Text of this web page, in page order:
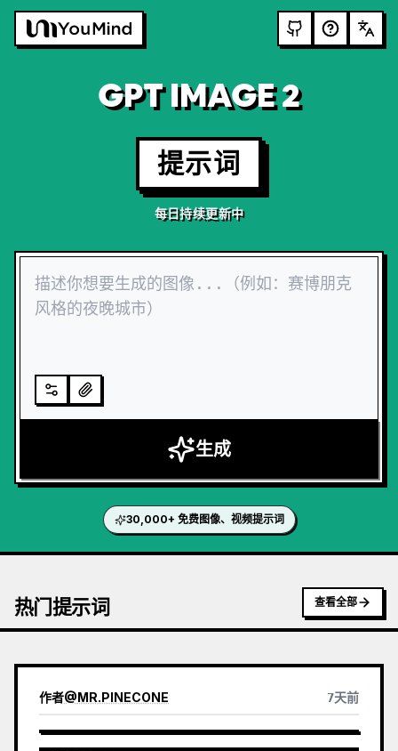
GPT IMAGE 2
提示词
每日持续更新中
生成
30,000+ 免费图像、视频提示词
热门提示词 查看全部
作者@MR.PINECONE 7天前